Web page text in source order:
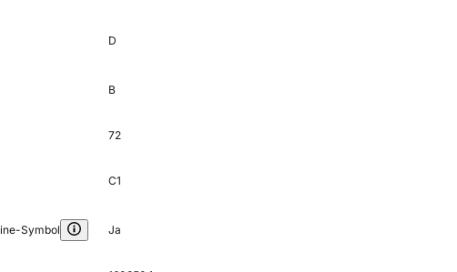
D
B
72
C1
Symbol Ja